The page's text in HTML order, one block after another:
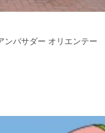
ンバサダー オリエンテー